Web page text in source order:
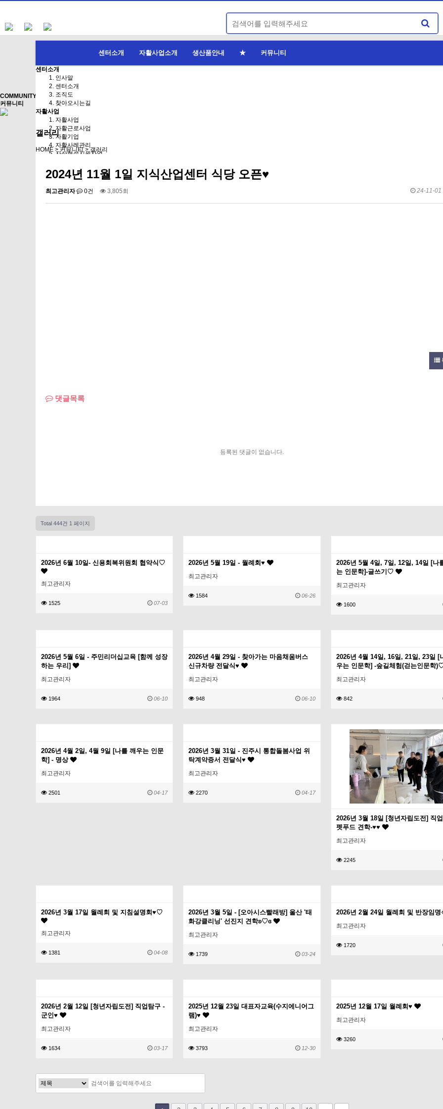
센터소개 자활사업소개 생산품안내 ★ 커뮤니티
센터소개
인사말
센터소개
조직도
찾아오시는길
자활사업
자활사업
자활근로사업
자활기업
자활사례관리
자산형성지원사업
생산품 안내
체험 프로그램
사회서비스
장애인사업
노인·가사간병사업
COMMUNITY
커뮤니티
갤러리
HOME > 커뮤니티 > 갤러리
2024년 11월 1일 지식산업센터 식당 오픈♥
최고관리자 0건 3,805회 24-11-01
댓글목록
등록된 댓글이 없습니다.
Total 444건 1 페이지
2026년 6월 10일- 신용회복위원회 협약식♡
최고관리자
1525 07-03
2026년 5월 19일 - 월례회♥
최고관리자
1584 06-26
2026년 5월 4일, 7일, 12일, 14일 [나
는 인문학]-글쓰기♡
최고관리자
1600
2026년 5월 6일 - 주민리더십교육 [함께 성장
하는 우리]
최고관리자
1964 06-10
2026년 4월 29일 - 찾아가는 마음채움버스
신규차량 전달식♥
최고관리자
948 06-10
2026년 4월 14일, 16일, 21일, 23일 [
우는 인문학] -숲길체험(걷는인문학
최고관리자
842
2026년 4월 2일, 4월 9일 [나를 깨우는 인문
학] - 명상
최고관리자
2501 04-17
2026년 3월 31일 - 진주시 통합돌봄사업 위
탁계약증서 전달식♥
최고관리자
2270 04-17
2026년 3월 18일 [청년자립도전] 직
펫푸드 견학-♥♥
최고관리자
2245
2026년 3월 17일 월례회 및 지침설명회♥♡
최고관리자
1381 04-08
2026년 3월 5일 - [오아시스빨래방] 울산 '태
화강클리닝' 선진지 견학ʚ♡ɞ
최고관리자
1739 03-24
2026년 2월 24일 월례회 및 반장임
최고관리자
1720
2026년 2월 12일 [청년자립도전] 직업탐구 -
군인♥
최고관리자
1634 03-17
2025년 12월 23일 대표자교육(수지에니어그
램)♥
최고관리자
3793 12-30
2025년 12월 17일 월례회♥
최고관리자
3260